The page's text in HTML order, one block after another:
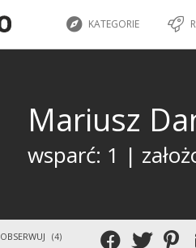
KATEGORIE
Mariusz
wsparć: 1 |
OBSERWUJ (4)